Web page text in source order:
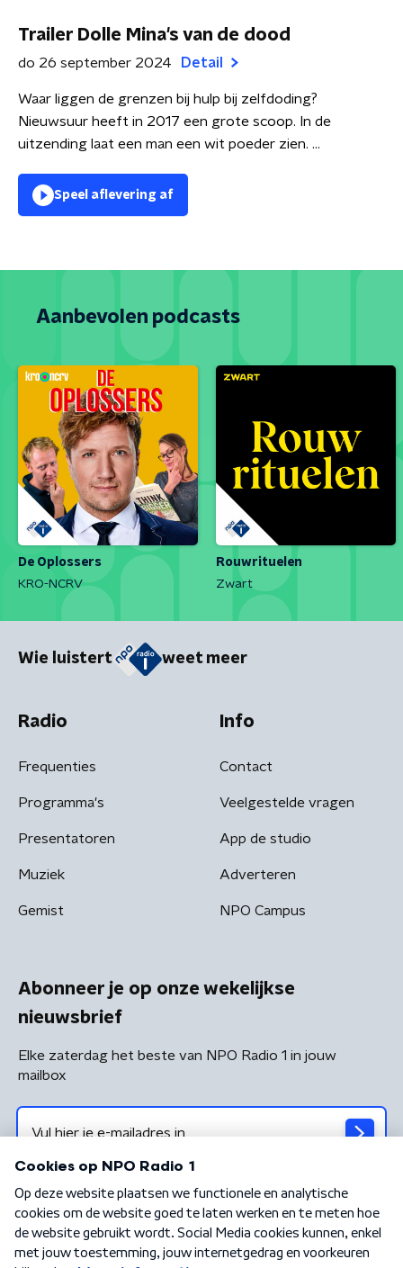
Trailer Dolle Mina's van de dood
do 26 september 2024 Detail
Waar liggen de grenzen bij hulp bij zelfdoding?
Nieuwsuur heeft in 2017 een grote scoop. In de
uitzending laat een man een wit poeder zien. ...
Speel aflevering af
Aanbevolen podcasts
De Oplossers
KRO-NCRV
Rouwrituelen
Zwart
Wie luistert weet meer
Radio
Frequenties
Programma's
Presentatoren
Muziek
Gemist
Info
Contact
Veelgestelde vragen
App de studio
Adverteren
NPO Campus
Abonneer je op onze wekelijkse
nieuwsbrief
Elke zaterdag het beste van NPO Radio 1 in jouw
mailbox
Algemene voorwaarden